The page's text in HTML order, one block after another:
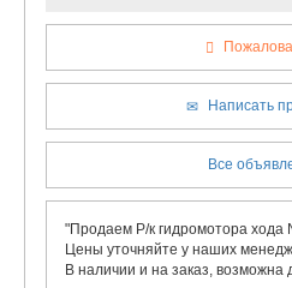
Написать
Все
"Продаем Р/к гидромотора хода
Цены уточняйте у наших
В наличии и на заказ, возможна